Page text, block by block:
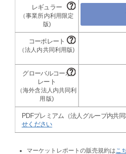
PDFプレミアム（法人グループ内共
せください
マーケットレポートの販売規約は こ